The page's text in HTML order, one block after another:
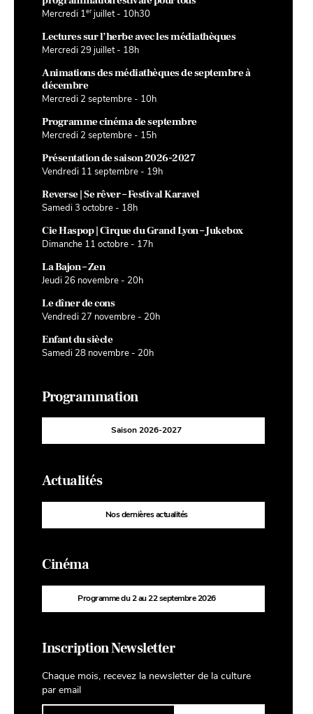
Mercredi 1er juillet - 10h30
Lectures sur l’herbe avec les médiathèques
Mercredi 29 juillet - 18h
Animations des médiathèques de septembre à
décembre
Mercredi 2 septembre - 10h
Programme cinéma de septembre
Mercredi 2 septembre - 15h
Présentation de saison 2026-2027
Vendredi 11 septembre - 19h
Reverse | Se rêver – Festival Karavel
Samedi 3 octobre - 18h
Cie Haspop | Cirque du Grand Lyon – Jukebox
Dimanche 11 octobre - 17h
La Bajon – Zen
Jeudi 26 novembre - 20h
Le dîner de cons
Vendredi 27 novembre - 20h
Enfant du siècle
Samedi 28 novembre - 20h
Programmation
Saison 2026-2027
Actualités
Nos dernières actualités
Cinéma
Programme du 2 au 22 septembre 2026
Inscription Newsletter
Chaque mois, recevez la newsletter de la culture
par email